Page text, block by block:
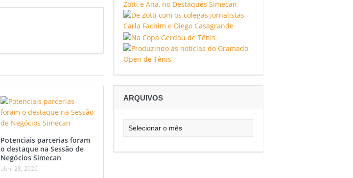
Potenciais parcerias foram
o destaque na Sessão de
Negócios Simecan
abril 28, 2026
ARQUIVOS
Arquivos